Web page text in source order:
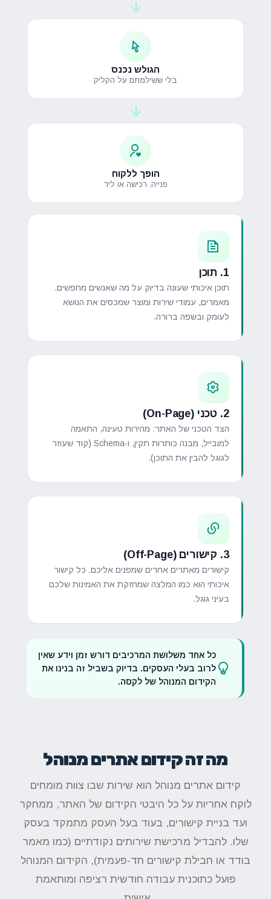
הגולש נכנס
בלי ששילמתם על הקליק
הופך ללקוח
פנייה, רכישה או ליד
1. תוכן
תוכן איכותי שעונה בדיוק על מה שאנשים מחפשים.
מאמרים, עמודי שירות ומוצר שמכסים את הנושא
לעומק ובשפה ברורה.
2. טכני (On-Page)
הצד הטכני של האתר: מהירות טעינה, התאמה
למובייל, מבנה כותרות תקין, ו-Schema (קוד שעוזר
לגוגל להבין את התוכן).
3. קישורים (Off-Page)
קישורים מאתרים אחרים שמפנים אליכם. כל קישור
איכותי הוא כמו המלצה שמחזקת את האמינות שלכם
בעיני גוגל.
כל אחד משלושת המרכיבים דורש זמן וידע שאין
לרוב בעלי העסקים. בדיוק בשביל זה בנינו את
הקידום המנוהל של לקסה.
מה זה קידום אתרים מנוהל
קידום אתרים מנוהל הוא שירות שבו צוות מומחים
לוקח אחריות על כל היבטי הקידום של האתר, ממחקר
ועד בניית קישורים, בעוד בעל העסק מתמקד בעסק
שלו. להבדיל מרכישת שירותים נקודתיים (כמו מאמר
בודד או חבילת קישורים חד-פעמית), הקידום המנוהל
פועל כתוכנית עבודה חודשית רציפה ומותאמת